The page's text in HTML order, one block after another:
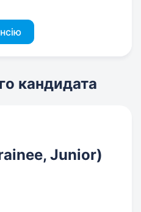
кандидата
Junior)